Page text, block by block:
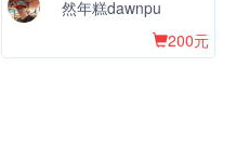
然年糕dawnpu
200元